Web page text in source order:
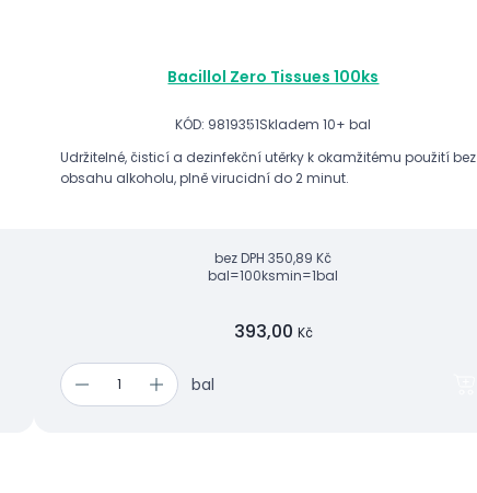
Bacillol Zero Tissues 100ks
KÓD: 9819351Skladem 10+ bal
Udržitelné, čisticí a dezinfekční utěrky k okamžitému použití bez
obsahu alkoholu, plně virucidní do 2 minut.
bez DPH 350,89 Kč
bal=100ksmin=1bal
393,00 Kč
bal